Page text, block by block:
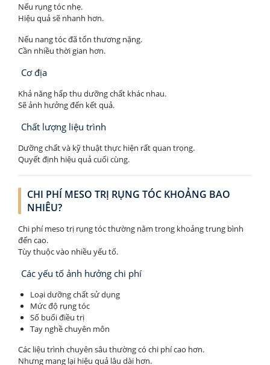
Nếu rụng tóc nhẹ.
Hiệu quả sẽ nhanh hơn.
Nếu nang tóc đã tổn thương nặng.
Cần nhiều thời gian hơn.
Cơ địa
Khả năng hấp thu dưỡng chất khác nhau.
Sẽ ảnh hưởng đến kết quả.
Chất lượng liệu trình
Dưỡng chất và kỹ thuật thực hiện rất quan trọng.
Quyết định hiệu quả cuối cùng.
CHI PHÍ MESO TRỊ RỤNG TÓC KHOẢNG BAO
NHIÊU?
Chi phí meso trị rụng tóc thường nằm trong khoảng trung bình
đến cao.
Tùy thuộc vào nhiều yếu tố.
Các yếu tố ảnh hưởng chi phí
Loại dưỡng chất sử dụng
Mức độ rụng tóc
Số buổi điều trị
Tay nghề chuyên môn
Các liệu trình chuyên sâu thường có chi phí cao hơn.
Nhưng mang lại hiệu quả lâu dài hơn.